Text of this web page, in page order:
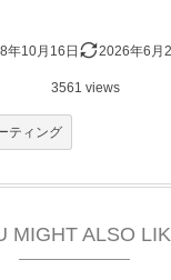
年10月16日 2026年6月
3561 views
ティング
MIGHT ALSO